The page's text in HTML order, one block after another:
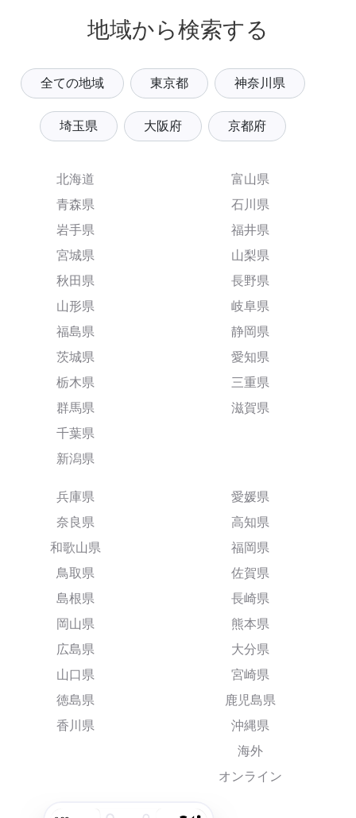
地域から検索する
全ての地域 東京都 神奈川県
埼玉県 大阪府 京都府
北海道
青森県
岩手県
宮城県
秋田県
山形県
福島県
茨城県
栃木県
群馬県
千葉県
新潟県
富山県
石川県
福井県
山梨県
長野県
岐阜県
静岡県
愛知県
三重県
滋賀県
兵庫県
奈良県
和歌山県
鳥取県
島根県
岡山県
広島県
山口県
徳島県
香川県
愛媛県
高知県
福岡県
佐賀県
長崎県
熊本県
大分県
宮崎県
鹿児島県
沖縄県
海外
オンライン